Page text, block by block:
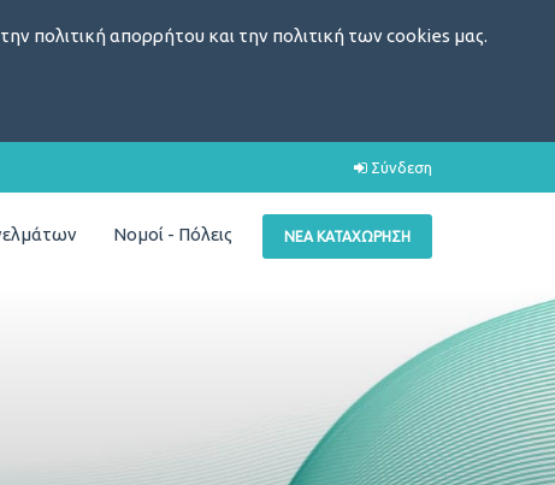
πολιτική απορρήτου και την πολιτική των cookies μας.
Σύνδεση
ΝΈΑ ΚΑΤΑΧΏΡΗΣΗ
Νομοί - Πόλεις